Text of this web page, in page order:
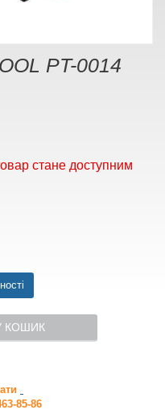
PT-0014
стане доступним
КОШИК
85-86